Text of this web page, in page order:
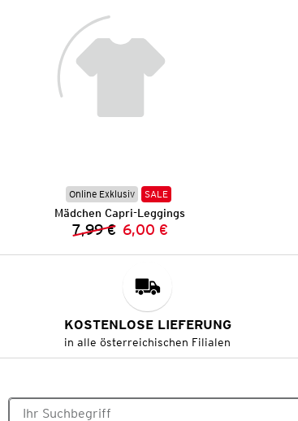
Online Exklusiv SALE
Mädchen Capri-Leggings
Vorheriger Preis:
7,99 € Neuer Preis:
6,00 €
KOSTENLOSE LIEFERUNG
in alle österreichischen Filialen